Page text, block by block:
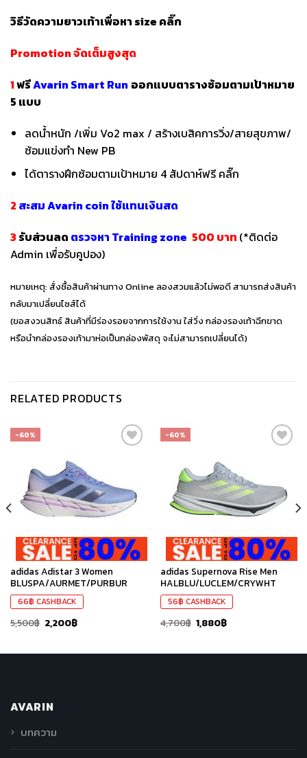
วิธีวัดความยาวเท้าเพื่อหา size คลิ๊ก
Promotion จัดเต็มสูงสุด
1ฟรีAvarin Smart Run ออกแบบตารางซ้อมตามเป้าหมาย
5 แบบ
ลดน้ำหนัก /เพิ่ม Vo2 max / สร้างเบสิคการวิ่ง/สายสุขภาพ/
ซ้อมแข่งทำ New PB
ได้ตารางฝึกซ้อมตามเป้าหมาย 4 สัปดาห์ฟรี คลิ๊ก
2 สะสม Avarin coin ใช้แทนเงินสด
3 รับส่วนลด ตรวจหา Training zone 500 บาท (*ติดต่อ
Admin เพื่อรับคูปอง)
หมายเหตุ: สั่งซื้อสินค้าผ่านทาง Online ลองสวมแล้วไม่พอดี สามารถส่งสินค้า
กลับมาเปลี่ยนไซส์ได้
(ขอสงวนสิทธ์ สินค้าที่มีร่องรอยจากการใช้งาน ใส่วิ่ง กล่องรองเท้าฉีกขาด
หรือนำกล่องรองเท้ามาห่อเป็นกล่องพัสดุ จะไม่สามารถเปลี่ยนได้)
RELATED PRODUCTS
-60%
ที่ชอบ
adidas Adistar 3 Women
BLUSPA/AURMET/PURBUR
66฿ CASHBACK
5,500฿ 2,200฿
-60%
สินค้า
ที่ชอบ
adidas Supernova Rise Men
HALBLU/LUCLEM/CRYWHT
56฿ CASHBACK
4,700฿ 1,880฿
AVARIN
บทความ